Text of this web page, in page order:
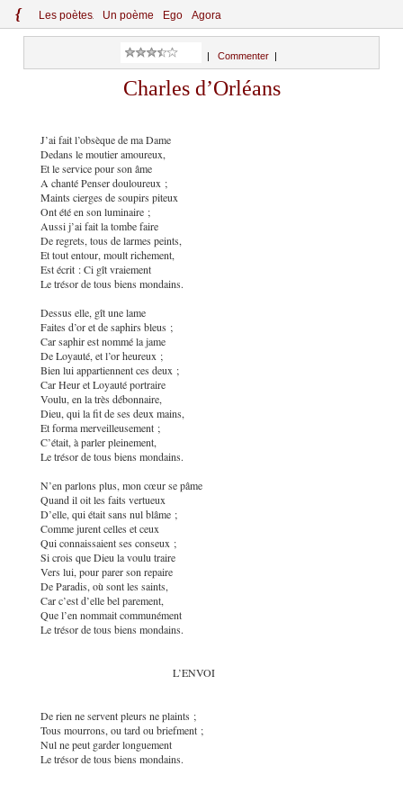
{ Les poètes Un poème Ego Agora
Commenter
Charles d’Orléans
J’ai fait l’obsèque de ma Dame
Dedans le moutier amoureux,
Et le service pour son âme
A chanté Penser douloureux ;
Maints cierges de soupirs piteux
Ont été en son luminaire ;
Aussi j’ai fait la tombe faire
De regrets, tous de larmes peints,
Et tout entour, moult richement,
Est écrit : Ci gît vraiement
Le trésor de tous biens mondains.
Dessus elle, gît une lame
Faites d’or et de saphirs bleus ;
Car saphir est nommé la jame
De Loyauté, et l’or heureux ;
Bien lui appartiennent ces deux ;
Car Heur et Loyauté portraire
Voulu, en la très débonnaire,
Dieu, qui la fit de ses deux mains,
Et forma merveilleusement ;
C’était, à parler pleinement,
Le trésor de tous biens mondains.
N’en parlons plus, mon cœur se pâme
Quand il oit les faits vertueux
D’elle, qui était sans nul blâme ;
Comme jurent celles et ceux
Qui connaissaient ses conseux ;
Si crois que Dieu la voulu traire
Vers lui, pour parer son repaire
De Paradis, où sont les saints,
Car c’est d’elle bel parement,
Que l’en nommait communément
Le trésor de tous biens mondains.
L’ENVOI
De rien ne servent pleurs ne plaints ;
Tous mourrons, ou tard ou briefment ;
Nul ne peut garder longuement
Le trésor de tous biens mondains.